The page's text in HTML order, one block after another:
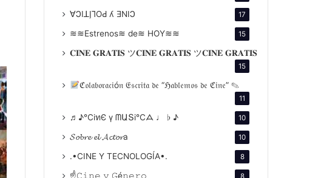
∀ϽIꓕI̗⅂OԀ ʎ ƎNIϽ 17
≋≋Estrenos≋ de≋ HOY≋≋ 15
𝐂𝐈𝐍𝐄 𝐆𝐑𝐀𝐓𝐈𝐒 ツ𝐂𝐈𝐍𝐄 𝐆𝐑𝐀𝐓𝐈𝐒 ツ𝐂𝐈𝐍𝐄 𝐆𝐑𝐀𝐓𝐈𝐒
15
ℭ𝔬𝔩𝔞𝔟𝔬𝔯𝔞𝔠𝔦ó𝔫 𝔈𝔰𝔠𝔯𝔦𝔱𝔞 𝔡𝔢 “ℌ𝔞𝔟𝔩𝔢𝔪𝔬𝔰 𝔡𝔢 ℭ𝔦𝔫𝔢” ✎
11
♬♪℃іทЄ ү ᗰԱՏі℃ᗋ ♩ ♭ ♪ 10
𝓢𝓸𝓫𝓻𝓮 𝓮𝓵 𝓐𝓬𝓽𝓸𝓻a 10
.•CINE Y TECNOLOGÍA•. 8
☝𝙲𝚒𝚗𝚎 𝚢 𝙶é𝚗𝚎𝚛𝚘 8